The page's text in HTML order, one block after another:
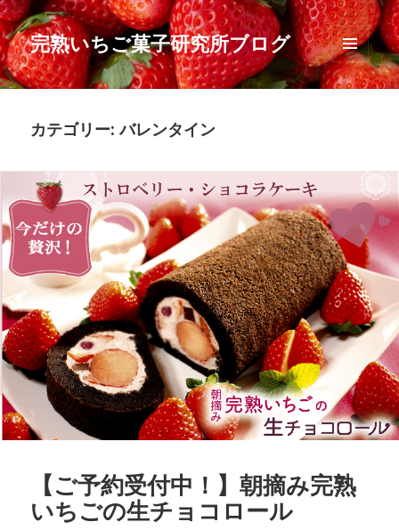
完熟いちご菓子研究所ブログ
メニュ
ーとウ
カテゴリー:バレンタイン
【ご予約受付中！】朝摘み完熟
いちごの生チョコロール